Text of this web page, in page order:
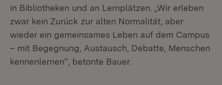
in Bibliotheken und an Lernplätzen. „Wir erleben
zwar kein Zurück zur alten Normalität, aber
wieder ein gemeinsames Leben auf dem Campus
– mit Begegnung, Austausch, Debatte, Menschen
kennenlernen“, betonte Bauer.